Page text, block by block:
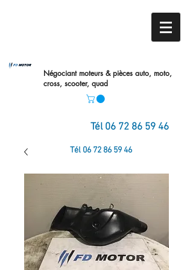
Négociant moteurs & pièces auto, moto,
cross, scooter, quad
Tél 06 72 86 59 46
Tél 06 72 86 59 46